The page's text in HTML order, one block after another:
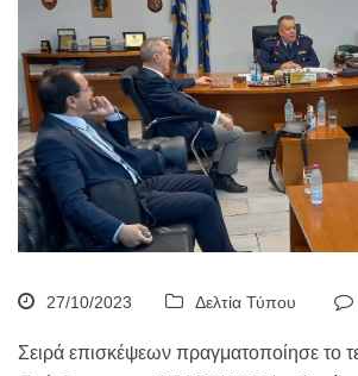
27/10/2023 Δελτία Τύπου
Σειρά επισκέψεων πραγματοποίησε το